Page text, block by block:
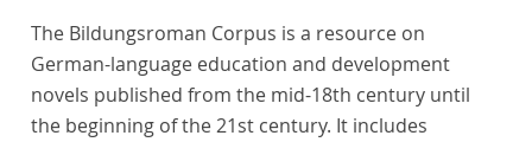
The Bildungsroman Corpus is a resource on
German-language education and development
novels published from the mid-18th century until
the beginning of the 21st century. It includes